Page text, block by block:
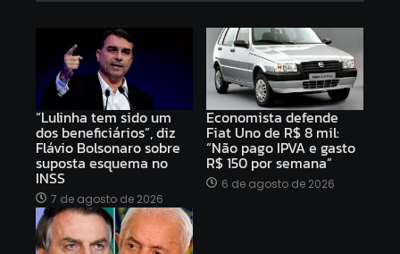
“Lulinha tem sido um
dos beneficiários”, diz
Flávio Bolsonaro sobre
suposta esquema no
INSS
7 de agosto de 2026
Economista defende
Fiat Uno de R$ 8 mil:
“Não pago IPVA e gasto
R$ 150 por semana”
6 de agosto de 2026